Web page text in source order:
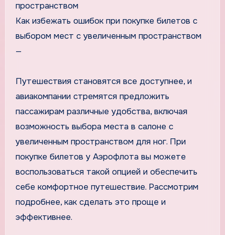
пространством
Как избежать ошибок при покупке билетов с
выбором мест с увеличенным пространством
—
Путешествия становятся все доступнее, и
авиакомпании стремятся предложить
пассажирам различные удобства, включая
возможность выбора места в салоне с
увеличенным пространством для ног. При
покупке билетов у Аэрофлота вы можете
воспользоваться такой опцией и обеспечить
себе комфортное путешествие. Рассмотрим
подробнее, как сделать это проще и
эффективнее.